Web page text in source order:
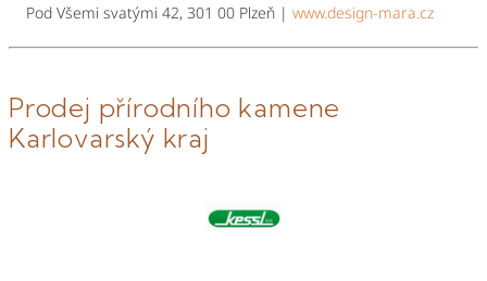
Pod Všemi svatými 42, 301 00 Plzeň | www.design-mara.cz
Prodej přírodního kamene
Karlovarský kraj